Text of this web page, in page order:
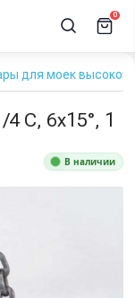
0
для моек
C, 6x15°, 1
В наличии